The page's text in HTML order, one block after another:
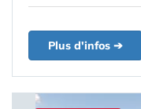
Plus d'infos ➔